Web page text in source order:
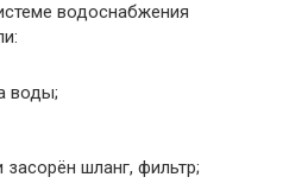
водоснабжения
воды;
шланг, фильтр;